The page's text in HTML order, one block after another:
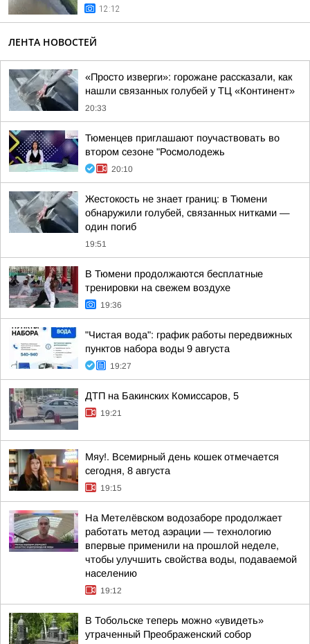
12:12
ЛЕНТА НОВОСТЕЙ
«Просто изверги»: горожане рассказали, как
нашли связанных голубей у ТЦ «Континент»
20:33
Тюменцев приглашают поучаствовать во
втором сезоне "Росмолодежь
20:10
Жестокость не знает границ: в Тюмени
обнаружили голубей, связанных нитками —
один погиб
19:51
В Тюмени продолжаются бесплатные
тренировки на свежем воздухе
19:36
"Чистая вода": график работы передвижных
пунктов набора воды 9 августа
19:27
ДТП на Бакинских Комиссаров, 5
19:21
Мяу!. Всемирный день кошек отмечается
сегодня, 8 августа
19:15
На Метелёвском водозаборе продолжает
работать метод аэрации — технологию
впервые применили на прошлой неделе,
чтобы улучшить свойства воды, подаваемой
населению
19:12
В Тобольске теперь можно «увидеть»
утраченный Преображенский собор